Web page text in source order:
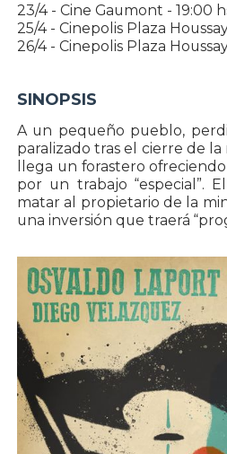
23/4 - Cine Gaumont - 19:00
25/4 - Cinepolis Plaza
26/4 - Cinepolis Plaza
SINOPSIS
A un pequeño pueblo,
paralizado tras el cierre de
llega un forastero
por un trabajo “especial”.
matar al propietario de la
una inversión que traerá